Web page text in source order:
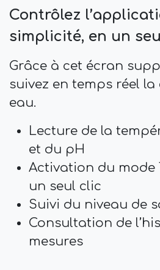
Contrôlez
simplicité, en un
Grâce à cet écran
suivez en temps réel
eau.
Lecture de la
et du pH
Activation du mode
un seul clic
Suivi du niveau de
Consultation de
mesures